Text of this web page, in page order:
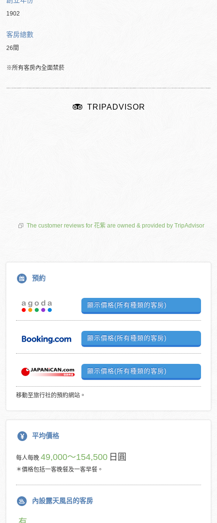
1902
客房總數
26間
※所有客房內全面禁菸
TRIPADVISOR
The customer reviews for 花紫 are owned & provided by TripAdvisor
預約
顯示價格(所有種類的客房)
顯示價格(所有種類的客房)
顯示價格(所有種類的客房)
移動至旅行社的預約網站。
平均價格
每人每晚49,000～154,500 日圓
＊價格包括一客晚餐及一客早餐。
內設露天風呂的客房